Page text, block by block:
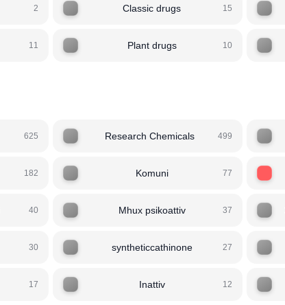
2 Classic drugs 15
11 Plant drugs 10
625 Research Chemicals 499
182 Komuni 77
40 Mhux psikoattiv 37
30 syntheticcathinone 27
17 Inattiv 12